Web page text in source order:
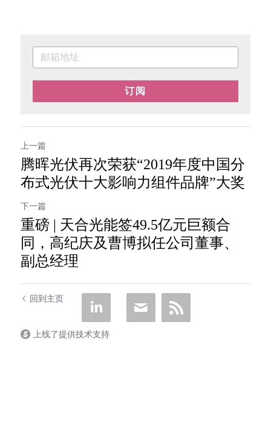
订阅
上一篇
腾晖光伏再次荣获“2019年度中国分
布式光伏十大影响力组件品牌”大奖
下一篇
重磅 | 天合光能签49.5亿元巨额合
同，高纪庆及曹博拟任公司董事、
副总经理
回到主页
上线了提供技术支持